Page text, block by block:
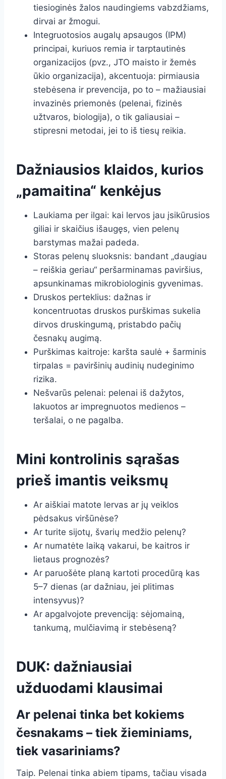
tiesioginės žalos naudingiems vabzdžiams,
dirvai ar žmogui.
Integruotosios augalų apsaugos (IPM)
principai, kuriuos remia ir tarptautinės
organizacijos (pvz., JTO maisto ir žemės
ūkio organizacija), akcentuoja: pirmiausia
stebėsena ir prevencija, po to – mažiausiai
invazinės priemonės (pelenai, fizinės
užtvaros, biologija), o tik galiausiai –
stipresni metodai, jei to iš tiesų reikia.
Dažniausios klaidos, kurios
„pamaitina“ kenkėjus
Laukiama per ilgai: kai lervos jau įsikūrusios
giliai ir skaičius išaugęs, vien pelenų
barstymas mažai padeda.
Storas pelenų sluoksnis: bandant „daugiau
– reiškia geriau“ peršarminamas paviršius,
apsunkinamas mikrobiologinis gyvenimas.
Druskos perteklius: dažnas ir
koncentruotas druskos purškimas sukelia
dirvos druskingumą, pristabdo pačių
česnakų augimą.
Purškimas kaitroje: karšta saulė + šarminis
tirpalas = paviršinių audinių nudeginimo
rizika.
Nešvarūs pelenai: pelenai iš dažytos,
lakuotos ar impregnuotos medienos –
teršalai, o ne pagalba.
Mini kontrolinis sąrašas
prieš imantis veiksmų
Ar aiškiai matote lervas ar jų veiklos
pėdsakus viršūnėse?
Ar turite sijotų, švarių medžio pelenų?
Ar numatėte laiką vakarui, be kaitros ir
lietaus prognozės?
Ar paruošėte planą kartoti procedūrą kas
5–7 dienas (ar dažniau, jei plitimas
intensyvus)?
Ar apgalvojote prevenciją: sėjomainą,
tankumą, mulčiavimą ir stebėseną?
DUK: dažniausiai
užduodami klausimai
Ar pelenai tinka bet kokiems
česnakams – tiek žieminiams,
tiek vasariniams?
Taip. Pelenai tinka abiem tipams, tačiau visada